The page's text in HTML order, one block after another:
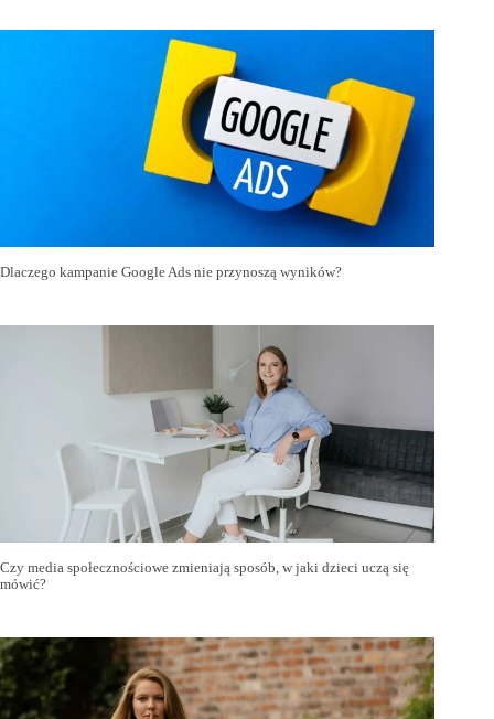
Dlaczego kampanie Google Ads nie przynoszą wyników?
Czy media społecznościowe zmieniają sposób, w jaki dzieci uczą się
mówić?